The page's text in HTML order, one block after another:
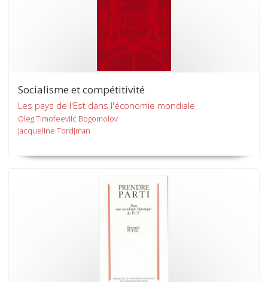
Socialisme et compétitivité
Les pays de l'Est dans l'économie mondiale
Oleg TimofeeviÏc Bogomolov
Jacqueline Tordjman